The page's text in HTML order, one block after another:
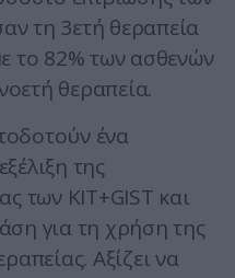
τη 3ετή θεραπεία
το 82% των ασθενών
θεραπεία.
ένα
της
των ΚΙΤ+GIST και
για τη χρήση της
Αξίζει να